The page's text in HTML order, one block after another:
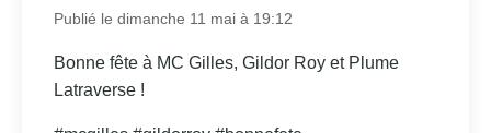
Publié le dimanche 11 mai à 19:12
Bonne fête à MC Gilles, Gildor Roy et Plume
Latraverse !